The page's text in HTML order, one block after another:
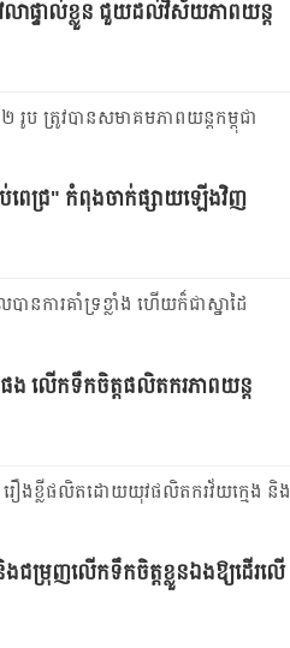
ាផ្ទាល់ខ្លួន ជួយដល់វិស័យភាពយន្ត
រូប ត្រូវបានសមាគមភាពយន្តកម្ពុជា
ប់ពេជ្រ" កំពុងចាក់ផ្សាយឡើងវិញ
នការគាំទ្រខ្លាំង ហើយក៏ជាស្នាដៃ
ផង លើកទឹកចិត្តផលិតករភាពយន្ត
រឿងខ្លីផលិតដោយយុវផលិតករវ័យក្មេង និង
ជម្រុញលើកទឹកចិត្តខ្លួនឯងឱ្យដើរលើ